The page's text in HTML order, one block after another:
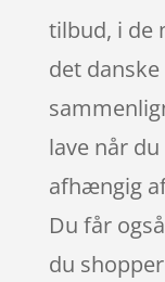
tilbud, i de
det
lave når
afhængig
Du får
du